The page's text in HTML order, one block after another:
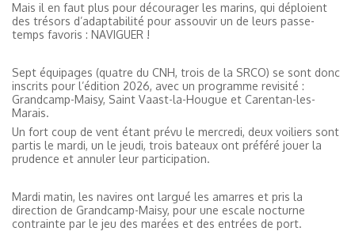
Mais il en faut plus pour décourager les marins, qui déploient
des trésors d’adaptabilité pour assouvir un de leurs passe-
temps favoris : NAVIGUER !
Sept équipages (quatre du CNH, trois de la SRCO) se sont donc
inscrits pour l’édition 2026, avec un programme revisité :
Grandcamp-Maisy, Saint Vaast-la-Hougue et Carentan-les-
Marais.
Un fort coup de vent étant prévu le mercredi, deux voiliers sont
partis le mardi, un le jeudi, trois bateaux ont préféré jouer la
prudence et annuler leur participation.
Mardi matin, les navires ont largué les amarres et pris la
direction de Grandcamp-Maisy, pour une escale nocturne
contrainte par le jeu des marées et des entrées de port.